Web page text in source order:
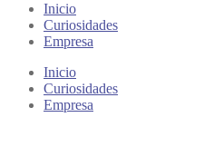
Inicio
Curiosidades
Empresa
Inicio
Curiosidades
Empresa